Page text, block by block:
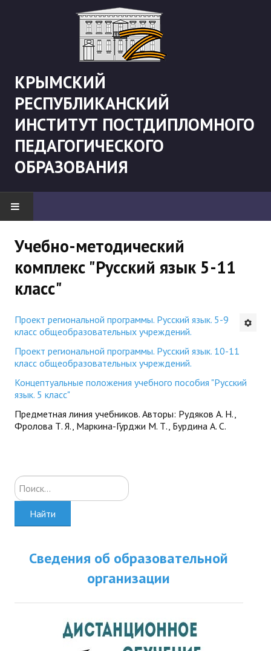
КРЫМСКИЙ
РЕСПУБЛИКАНСКИЙ
ИНСТИТУТ ПОСТДИПЛОМНОГО
ПЕДАГОГИЧЕСКОГО
ОБРАЗОВАНИЯ
"Боевая" русистика
Будни института
АНОНСЫ
ИНСТИТУТ
В ПОМОЩЬ УЧИТЕЛЮ
Организация УВП
Карта ГИА РК
Советуем прочитать
Готовимся к новому учебному году 2026-2027
ДПО
Профессиональная переподготовка
КОНТАКТЫ
Учебно-методический
комплекс "Русский язык 5-11
класс"
Проект региональной программы. Русский язык. 5-9
класс общеобразовательных учреждений.
Проект региональной программы. Русский язык. 10-11
класс общеобразовательных учреждений.
Концептуальные положения учебного пособия "Русский
язык. 5 класс"
Предметная линия учебников. Авторы: Рудяков А. Н.,
Фролова Т. Я., Маркина-Гурджи М. Т., Бурдина А. С.
Искать...
Найти
Сведения об образовательной
организации